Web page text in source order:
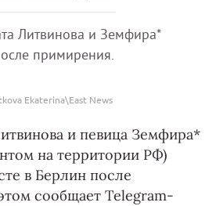
Литвинова и Земфира*
примирения.
Ekaterina\East News
и певица Земфира*
на территории РФ)
в Берлин после
сообщает Telegram-